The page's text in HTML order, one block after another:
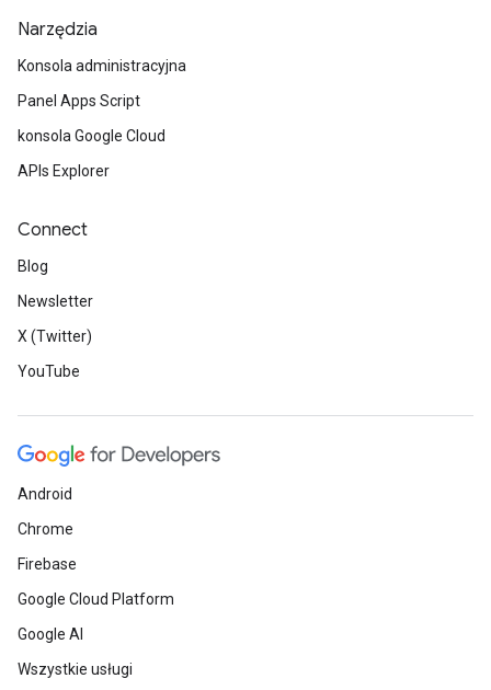
Narzędzia
Konsola administracyjna
Panel Apps Script
konsola Google Cloud
APIs Explorer
Connect
Blog
Newsletter
X (Twitter)
YouTube
Android
Chrome
Firebase
Google Cloud Platform
Google AI
Wszystkie usługi